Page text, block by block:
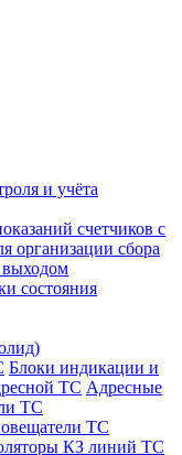
и учёта
счетчиков с
организации сбора
выходом
состояния
Блоки индикации и
ТС Адресные
ТС
ТС
КЗ линий ТС